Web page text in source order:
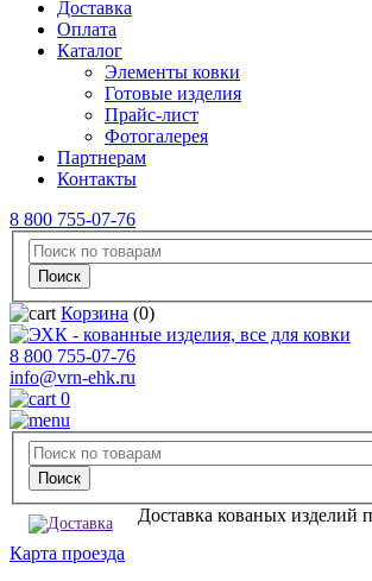
Доставка
Оплата
Каталог
Элементы ковки
Готовые изделия
Прайс-лист
Фотогалерея
Партнерам
Контакты
8 800 755-07-76
Корзина (0)
8 800 755-07-76
info@vrn-ehk.ru
0
Доставка кованых изделий
Карта проезда